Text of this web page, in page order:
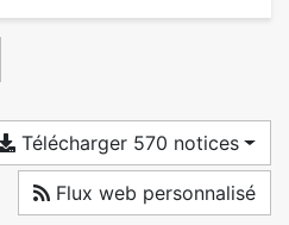
Télécharger 570 notices
Flux web personnalisé